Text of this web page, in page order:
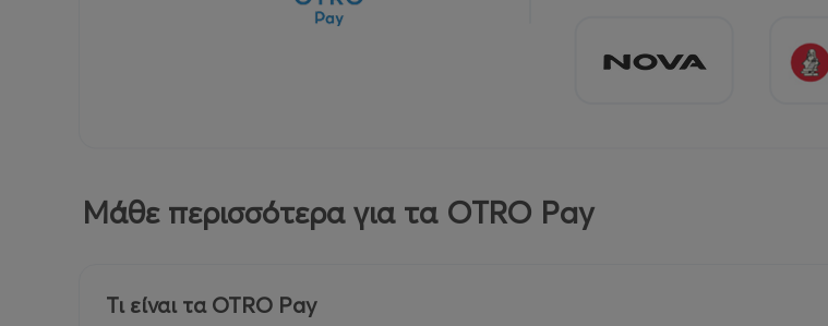
Μάθε περισσότερα για τα OTRO Pay
Τι είναι τα OTRO Pay